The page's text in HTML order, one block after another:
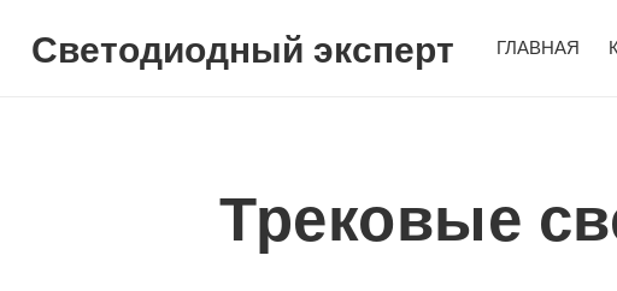
Светодиодный эксперт ГЛАВНАЯ
Трековые